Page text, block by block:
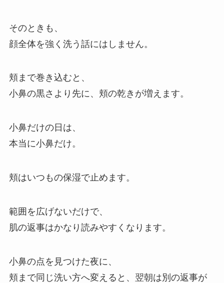
そのときも、
顔全体を強く洗う話にはしません。
頬まで巻き込むと、
小鼻の黒さより先に、頬の乾きが増えます。
小鼻だけの日は、
本当に小鼻だけ。
頬はいつもの保湿で止めます。
範囲を広げないだけで、
肌の返事はかなり読みやすくなります。
小鼻の点を見つけた夜に、
頬まで同じ洗い方へ変えると、翌朝は別の返事が